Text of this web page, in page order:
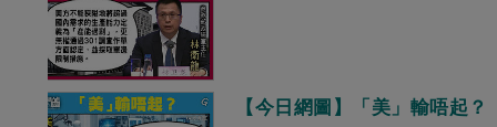
【今日網圖】「美」輸唔起？